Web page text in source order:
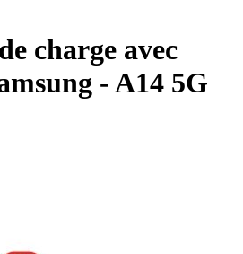
charge avec
- A14 5G